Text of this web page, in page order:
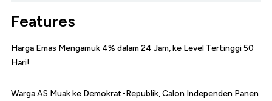
Features
Harga Emas Mengamuk 4% dalam 24 Jam, ke Level Tertinggi 50
Hari!
Warga AS Muak ke Demokrat-Republik, Calon Independen Panen